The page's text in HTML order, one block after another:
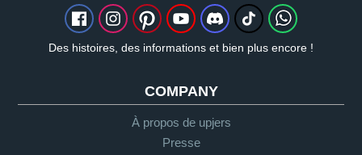
Des histoires, des informations et bien plus encore !
COMPANY
À propos de upjers
Presse